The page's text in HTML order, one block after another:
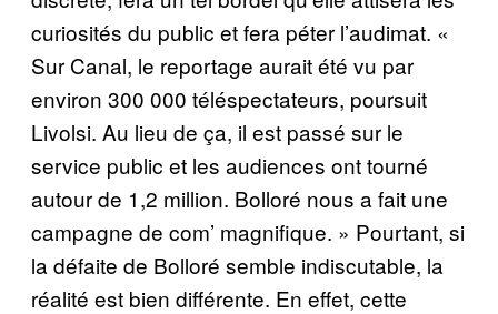
curiosités du public et fera péter l’audimat. «
Sur Canal, le reportage aurait été vu par
environ 300 000 téléspectateurs, poursuit
Livolsi. Au lieu de ça, il est passé sur le
service public et les audiences ont tourné
autour de 1,2 million. Bolloré nous a fait une
campagne de com’ magnifique. » Pourtant, si
la défaite de Bolloré semble indiscutable, la
réalité est bien différente. En effet, cette